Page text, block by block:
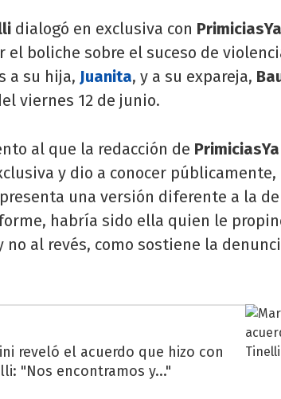
dialogó en exclusiva con PrimiciasYa
boliche sobre el suceso de
a su hija, Juanita, y a su expareja,
viernes 12 de junio.
al que la redacción de
y dio a conocer
una versión diferente a la
habría sido ella quien le
no al revés, como sostiene la
reveló el acuerdo que hizo con
"Nos encontramos y..."